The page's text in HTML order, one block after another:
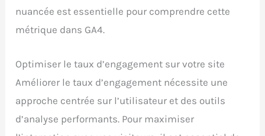
nuancée est essentielle pour comprendre cette
métrique dans GA4.
Optimiser le taux d’engagement sur votre site
Améliorer le taux d’engagement nécessite une
approche centrée sur l’utilisateur et des outils
d’analyse performants. Pour maximiser